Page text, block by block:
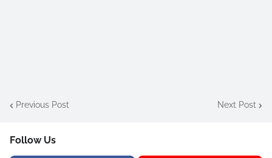
Previous Post Next Post
Follow Us